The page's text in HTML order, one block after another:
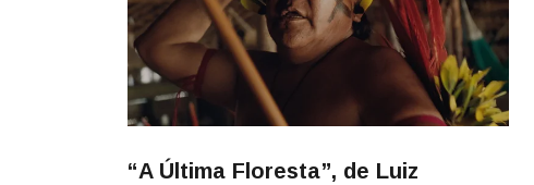
“A Última Floresta”, de Luiz